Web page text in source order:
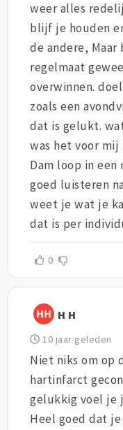
weer alles
blijf je houden
de andere,
regelmaat
overwinnen.
zoals een
dat is gelukt.
was het voor
Dam loop in een
goed luisteren
weet je wat je
dat is per
0
H H
10 jaar geleden
Niet niks om op
hartinfarct
gelukkig voel je
Heel goed dat